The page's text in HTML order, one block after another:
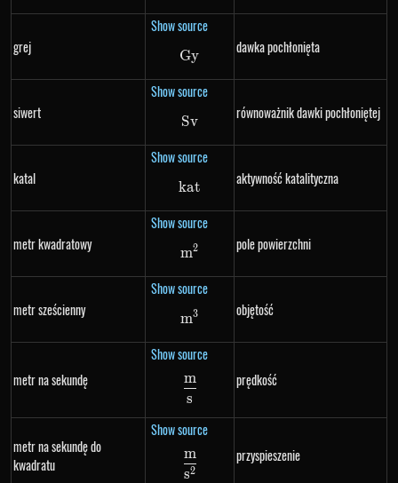
grej
Show source
Gy
Gy dawka pochłonięta
siwert
Show source
Sv
Sv równoważnik dawki pochłoniętej
katal
Show source
kat
kat aktywność katalityczna
metr kwadratowy
Show source
m^2
m2 pole powierzchni
metr sześcienny
Show source
m^3
m3 objętość
metr na sekundę
Show source
\frac{m}{s}
s
m prędkość
metr na sekundę do
kwadratu
Show source
\frac{m}{s^2}
s2
m przyspieszenie